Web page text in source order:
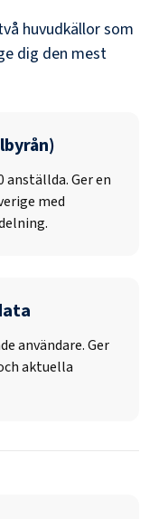
huvudkällor som
dig den mest
anställda. Ger en
med
användare. Ger
aktuella